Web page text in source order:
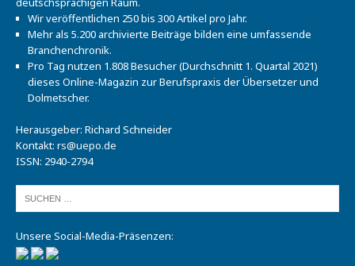
Wir veröffentlichen 250 bis 300 Artikel pro Jahr.
Mehr als 5.200 archivierte Beiträge bilden eine umfassende
Branchenchronik.
Pro Tag nutzen 1.808 Besucher (Durchschnitt 1. Quartal 2021)
dieses Online-Magazin zur Berufspraxis der Übersetzer und
Dolmetscher.
Herausgeber: Richard Schneider
Kontakt: rs@uepo.de
ISSN: 2940-2794
Unsere Social-Media-Präsenzen: